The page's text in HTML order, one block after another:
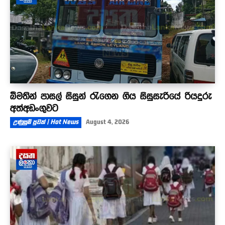
බීමතින් පාසල් සිසුන් රැගෙන ගිය සිසුසැරියේ රියදුරු
අත්අඩංගුවට
උණුසුම් පුවත් | Hot News August 4, 2026